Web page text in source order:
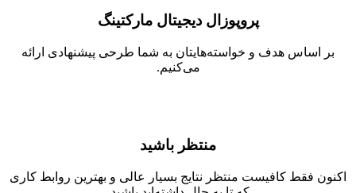
پروپوزال دیجیتال مارکتینگ
بر اساس هدف و خواسته‌هایتان به شما طرحی پیشنهادی ارائه
می‌کنیم.
منتظر باشید
اکنون فقط کافیست منتظر نتایج بسیار عالی و بهترین روابط کاری